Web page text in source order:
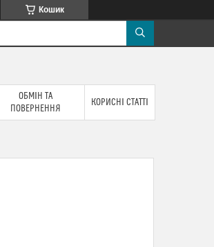
Кошик
ОБМІН ТА
ПОВЕРНЕННЯ
КОРИСНІ СТАТТІ